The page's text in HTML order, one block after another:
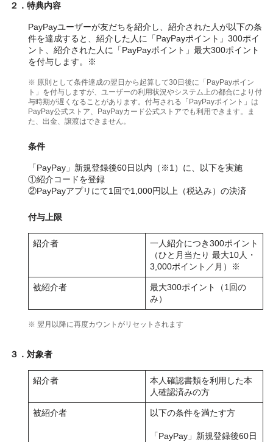
２．特典内容
PayPayユーザーが友だちを紹介し、紹介された人が以下の条
件を達成すると、紹介した人に「PayPayポイント」300ポイ
ント、紹介された人に「PayPayポイント」最大300ポイント
を付与します。※
※ 原則として条件達成の翌日から起算して30日後に「PayPayポイン
ト」を付与しますが、ユーザーの利用状況やシステム上の都合により付
与時期が遅くなることがあります。付与される「PayPayポイント」は
PayPay公式ストア、PayPayカード公式ストアでも利用できます。ま
た、出金、譲渡はできません。
条件
「PayPay」新規登録後60日以内（※1）に、以下を実施
①紹介コードを登録
②PayPayアプリにて1回で1,000円以上（税込み）の決済
付与上限
紹介者
一人紹介につき300ポイント
（ひと月当たり 最大10人・
3,000ポイント／月）※
被紹介者
最大300ポイント（1回の
み）
※ 翌月以降に再度カウントがリセットされます
３．対象者
紹介者
本人確認書類を利用した本
人確認済みの方
被紹介者 以下の条件を満たす方
「PayPay」新規登録後60日